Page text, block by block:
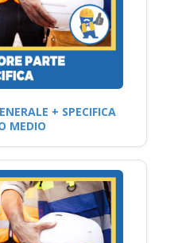
+ SPECIFICA
MEDIO